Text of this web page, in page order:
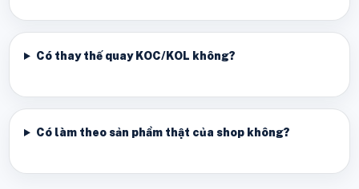
Có thay thế quay KOC/KOL không?
Có làm theo sản phẩm thật của shop không?